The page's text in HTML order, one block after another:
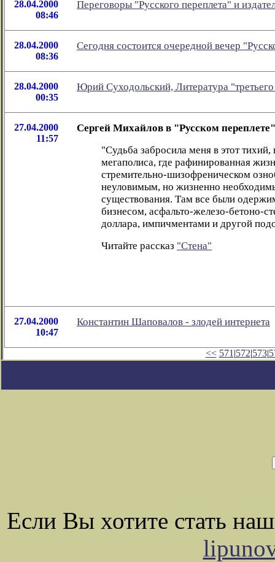
28.04.2000
08:46
Переговоры "Русского переплета" и
28.04.2000
08:36
Сегодня состоится очередной вечер
28.04.2000
00:35
Юрий Суходольский, Литература
27.04.2000
11:57
Сергей Михайлов в "Русском переплете"
"Судьба забросила меня в этот
мегаполиса, где рафинированная
стремительно-шизофреническом
неуловимым, но жизненно
существования. Там все были
бизнесом, асфальто-железо-бетоно-
доллара, импичментами и другой
Читайте рассказ "Стена"
27.04.2000
10:47
Константин Шаповалов - злодей интернета
<< 571 |572|573|
Если Вы хотите стать